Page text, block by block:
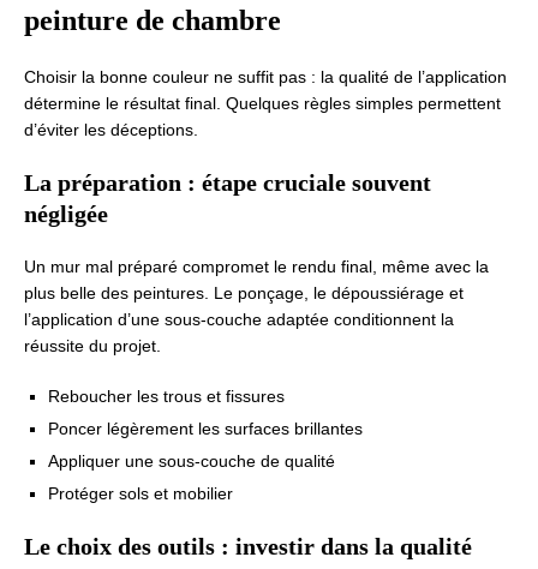
peinture de chambre
Choisir la bonne couleur ne suffit pas : la qualité de l’application
détermine le résultat final. Quelques règles simples permettent
d’éviter les déceptions.
La préparation : étape cruciale souvent
négligée
Un mur mal préparé compromet le rendu final, même avec la
plus belle des peintures. Le ponçage, le dépoussiérage et
l’application d’une sous-couche adaptée conditionnent la
réussite du projet.
Reboucher les trous et fissures
Poncer légèrement les surfaces brillantes
Appliquer une sous-couche de qualité
Protéger sols et mobilier
Le choix des outils : investir dans la qualité